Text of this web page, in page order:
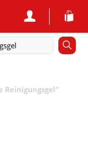
Reinigungsgel“